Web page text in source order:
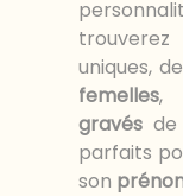
trouverez
uniques,
femelles,
gravés
parfaits
son